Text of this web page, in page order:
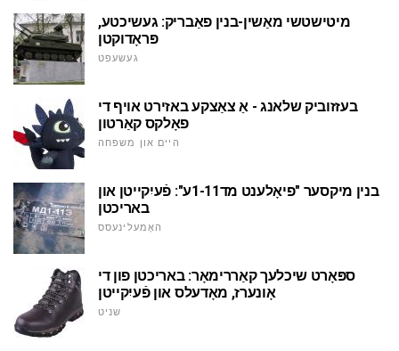
מיטישטשי מאַשין-בנין פאַבריק: געשיכטע,
פּראָדוקטן
געשעפט
בעזזוביק שלאנג - אַ צאַצקע באזירט אויף די
פאָלקס קאַרטון
היים און משפּחה
בנין מיקסער "פיאָלענט מד1-11ע": פֿעיִקייטן און
באריכטן
האָמעלינעסס
ספּאָרט שיכלעך קאַררימאָר: באריכטן פון די
אָונערז, מאָדעלס און פֿעיִקייטן
שניט